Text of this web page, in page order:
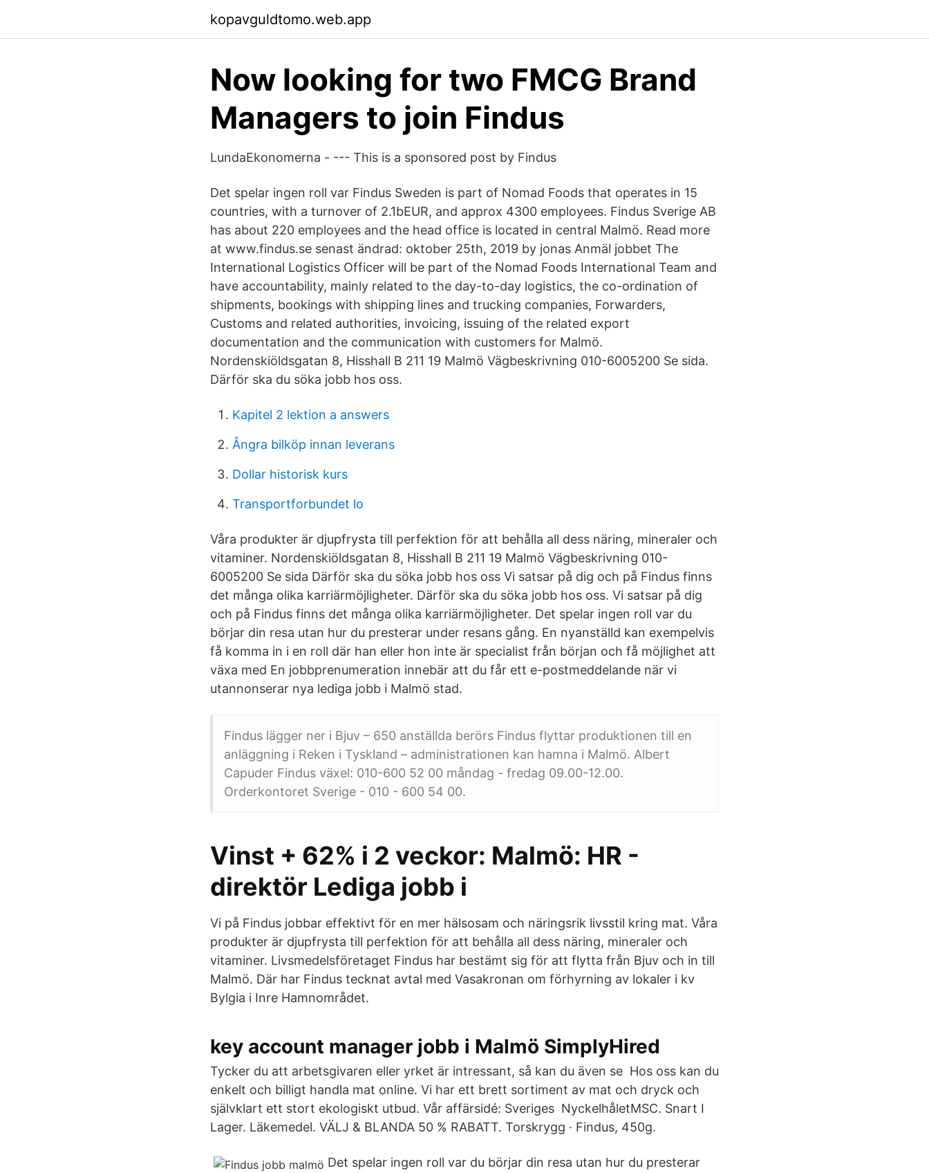
kopavguldtomo.web.app
Now looking for two FMCG Brand
Managers to join Findus
LundaEkonomerna - --- This is a sponsored post by Findus
Det spelar ingen roll var Findus Sweden is part of Nomad Foods that operates in 15
countries, with a turnover of 2.1bEUR, and approx 4300 employees. Findus Sverige AB
has about 220 employees and the head office is located in central Malmö. Read more
at www.findus.se senast ändrad: oktober 25th, 2019 by jonas Anmäl jobbet The
International Logistics Officer will be part of the Nomad Foods International Team and
have accountability, mainly related to the day-to-day logistics, the co-ordination of
shipments, bookings with shipping lines and trucking companies, Forwarders,
Customs and related authorities, invoicing, issuing of the related export
documentation and the communication with customers for Malmö.
Nordenskiöldsgatan 8, Hisshall B 211 19 Malmö Vägbeskrivning 010-6005200 Se sida.
Därför ska du söka jobb hos oss.
Kapitel 2 lektion a answers
Ångra bilköp innan leverans
Dollar historisk kurs
Transportforbundet lo
Våra produkter är djupfrysta till perfektion för att behålla all dess näring, mineraler och
vitaminer. Nordenskiöldsgatan 8, Hisshall B 211 19 Malmö Vägbeskrivning 010-
6005200 Se sida Därför ska du söka jobb hos oss Vi satsar på dig och på Findus finns
det många olika karriärmöjligheter. Därför ska du söka jobb hos oss. Vi satsar på dig
och på Findus finns det många olika karriärmöjligheter. Det spelar ingen roll var du
börjar din resa utan hur du presterar under resans gång. En nyanställd kan exempelvis
få komma in i en roll där han eller hon inte är specialist från början och få möjlighet att
växa med En jobbprenumeration innebär att du får ett e-postmeddelande när vi
utannonserar nya lediga jobb i Malmö stad.
Findus lägger ner i Bjuv – 650 anställda berörs Findus flyttar produktionen till en
anläggning i Reken i Tyskland – administrationen kan hamna i Malmö. Albert
Capuder Findus växel: 010-600 52 00 måndag - fredag 09.00-12.00.
Orderkontoret Sverige - 010 - 600 54 00.
Vinst + 62% i 2 veckor: Malmö: HR -
direktör Lediga jobb i
Vi på Findus jobbar effektivt för en mer hälsosam och näringsrik livsstil kring mat. Våra
produkter är djupfrysta till perfektion för att behålla all dess näring, mineraler och
vitaminer. Livsmedelsföretaget Findus har bestämt sig för att flytta från Bjuv och in till
Malmö. Där har Findus tecknat avtal med Vasakronan om förhyrning av lokaler i kv
Bylgia i Inre Hamnområdet.
key account manager jobb i Malmö SimplyHired
Tycker du att arbetsgivaren eller yrket är intressant, så kan du även se​ Hos oss kan du
enkelt och billigt handla mat online. Vi har ett brett sortiment av mat och dryck och
självklart ett stort ekologiskt utbud. Vår affärsidé: Sveriges NyckelhåletMSC. Snart I
Lager. Läkemedel. VÄLJ & BLANDA 50 % RABATT. Torskrygg · Findus, 450g.
Det spelar ingen roll var du börjar din resa utan hur du presterar